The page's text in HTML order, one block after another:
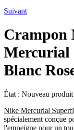
Suivant
Crampon
Mercurial
Blanc
État : Nouveau produit
Nike Mercurial
spécialement conçue
l'empeigne pour un